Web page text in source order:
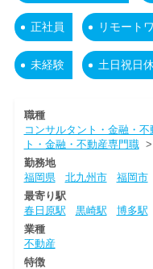
正社員 リモート
未経験 土日祝日
職種
コンサルタント・金融・
ト・金融・不動産専門職>
勤務地
福岡県
北九州市 福岡市
最寄り駅
春日原駅
黒崎駅
博多駅
業種
不動産
特徴